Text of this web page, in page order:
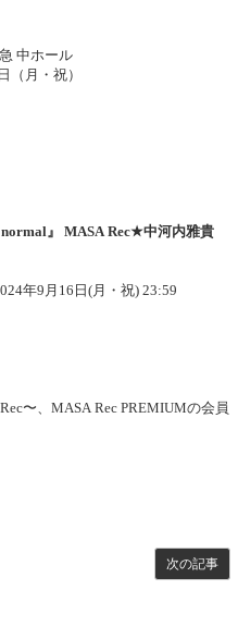
中ホール
（月・祝）
normal』 MASA Rec★中河内雅貴
年9月16日(月・祝) 23:59
〜、MASA Rec PREMIUMの会員
次の記事